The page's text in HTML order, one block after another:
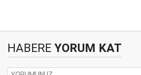
HABERE YORUM KAT